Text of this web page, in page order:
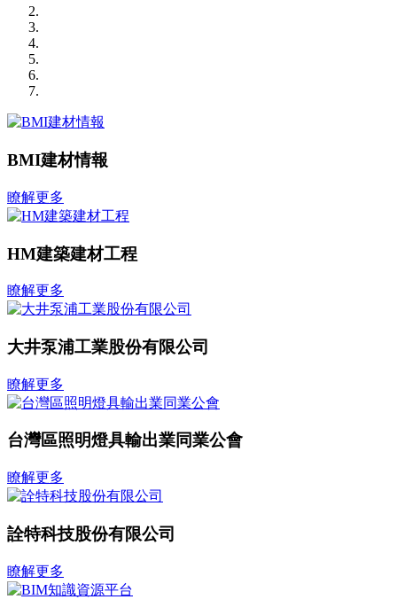
BMI建材情報
瞭解更多
HM建築建材工程
瞭解更多
大井泵浦工業股份有限公司
瞭解更多
台灣區照明燈具輸出業同業公會
瞭解更多
詮特科技股份有限公司
瞭解更多